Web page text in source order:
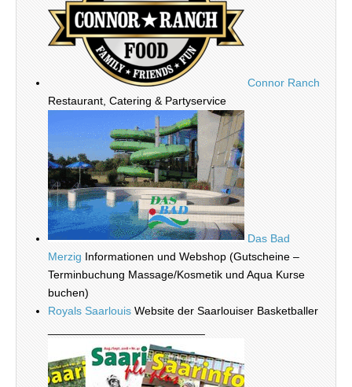
Connor Ranch
Restaurant, Catering & Partyservice
Das Bad
Merzig Informationen und Webshop (Gutscheine –
Terminbuchung Massage/Kosmetik und Aqua Kurse
buchen)
Royals Saarlouis Website der Saarlouiser Basketballer